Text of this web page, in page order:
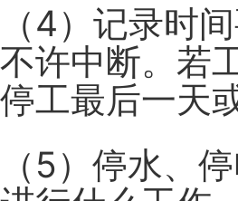
（4）记录时
不许中断。若
停工最后一天
（5）停水、